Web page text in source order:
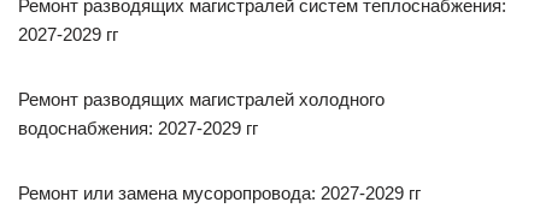
Ремонт разводящих магистралей систем теплоснабжения:
2027-2029 гг
Ремонт разводящих магистралей холодного
водоснабжения: 2027-2029 гг
Ремонт или замена мусоропровода: 2027-2029 гг